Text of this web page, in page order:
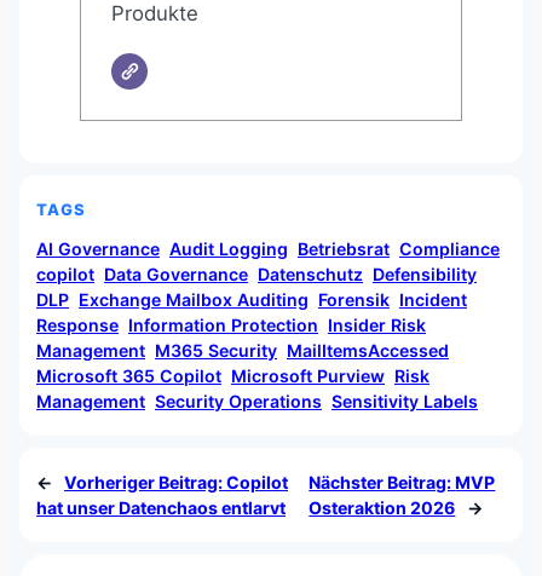
Produkte
TAGS
AI Governance Audit Logging Betriebsrat Compliance
copilot Data Governance Datenschutz Defensibility
DLP Exchange Mailbox Auditing Forensik Incident
Response Information Protection Insider Risk
Management M365 Security MailItemsAccessed
Microsoft 365 Copilot Microsoft Purview Risk
Management Security Operations Sensitivity Labels
← Vorheriger Beitrag:Copilot
hat unser Datenchaos entlarvt
Nächster Beitrag:MVP
Osteraktion 2026
→